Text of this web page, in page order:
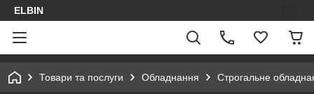
ELBIN
Товари та послуги Обладнання Строгальне